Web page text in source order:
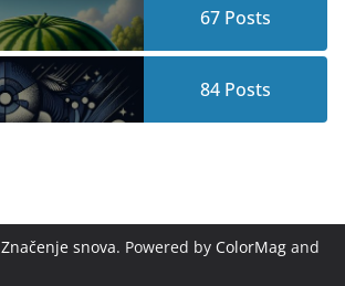
67Posts
84Posts
Značenje snova. Powered by ColorMag and